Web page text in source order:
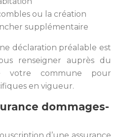
ou la création
supplémentaire
déclaration préalable est
renseigner auprès du
votre commune pour
en vigueur.
dommages-